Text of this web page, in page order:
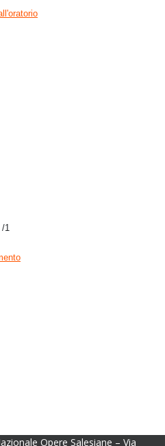
/1
Opere Salesiane – Via